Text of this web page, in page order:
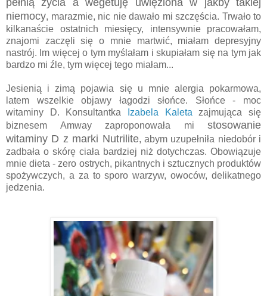
pełnią życia a wegetuję uwięziona w jakby takiej
niemocy, marazmie, nic nie dawało mi szczęścia. Trwało to
kilkanaście ostatnich miesięcy, intensywnie pracowałam,
znajomi zaczęli się o mnie martwić, miałam depresyjny
nastrój. Im więcej o tym myślałam i skupiałam się na tym jak
bardzo mi źle, tym więcej tego miałam...
Jesienią i zimą pojawia się u mnie alergia pokarmowa,
latem wszelkie objawy łagodzi słońce. Słońce - moc
witaminy D. Konsultantka
Izabela Kaleta zajmująca się
biznesem Amway zaproponowała mi stosowanie
witaminy D z marki Nutrilite, abym uzupełniła niedobór i
zadbała o skórę ciała bardziej niż dotychczas. Obowiązuje
mnie dieta - zero ostrych, pikantnych i sztucznych produktów
spożywczych, a za to sporo warzyw, owoców, delikatnego
jedzenia.